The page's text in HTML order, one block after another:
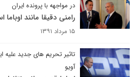
در مواجهه با پرونده ایران
رامنی دقیقا مانند
۱۵ مرداد ۱۳۹۱
تاثیر تحریم های جدید علیه
آویو